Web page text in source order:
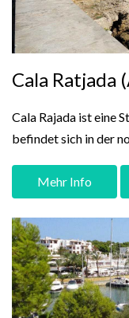
Cala Ratjada
Cala Rajada ist eine
befindet sich in der
Mehr Info